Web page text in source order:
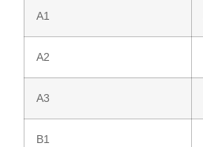
A1
A2
A3
B1